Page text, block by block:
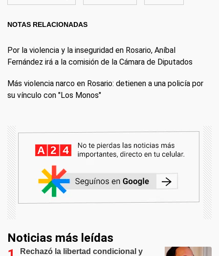
NOTAS RELACIONADAS
Por la violencia y la inseguridad en Rosario, Aníbal
Fernández irá a la comisión de la Cámara de Diputados
Más violencia narco en Rosario: detienen a una policía por
su vínculo con "Los Monos"
Noticias más leídas
Rechazó la libertad condicional y